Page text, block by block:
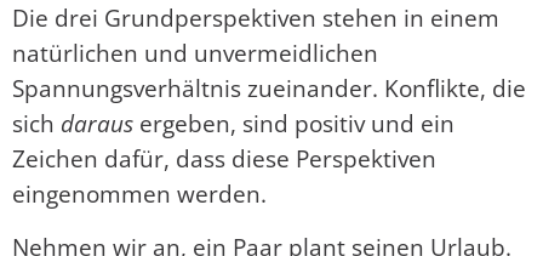
Die drei Grundperspektiven stehen in einem
natürlichen und unvermeidlichen
Spannungsverhältnis zueinander. Konflikte, die
sich daraus ergeben, sind positiv und ein
Zeichen dafür, dass diese Perspektiven
eingenommen werden.
Nehmen wir an, ein Paar plant seinen Urlaub.